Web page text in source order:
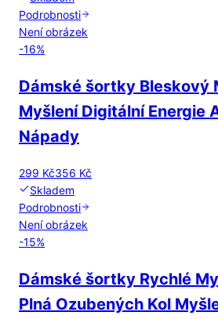
Podrobnosti
Není obrázek
-16%
Dámské šortky Bleskový
Myšlení Digitální Energie
Nápady
299 Kč356 Kč
Skladem
Podrobnosti
Není obrázek
-15%
Dámské šortky Rychlé
Plná Ozubených Kol